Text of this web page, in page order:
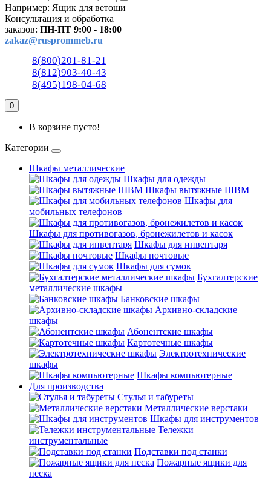
Например: Ящик для ветоши
Консультация и обработка
заказов: ПН-ПТ 9:00 - 18:00
zakaz@rusprommeb.ru
8(800)201-81-21
8(812)903-40-43
8(495)198-04-68
0
В корзине пусто!
Категории
Шкафы металлические
Шкафы для одежды
Шкафы вытяжные ШВМ
Шкафы для
мобильных телефонов
Шкафы для противогазов, бронежилетов и касок
Шкафы для инвентаря
Шкафы почтовые
Шкафы для сумок
Бухгалтерские
металлические шкафы
Банковские шкафы
Архивно-складские
шкафы
Абонентские шкафы
Картотечные шкафы
Электротехнические
шкафы
Шкафы компьютерные
Для производства
Стулья и табуреты
Металлические верстаки
Шкафы для инструментов
Тележки
инструментальные
Подставки под станки
Пожарные ящики для
песка